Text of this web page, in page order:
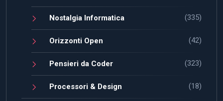
Nostalgia Informatica (335)
Orizzonti Open (42)
Pensieri da Coder (323)
Processori & Design (18)